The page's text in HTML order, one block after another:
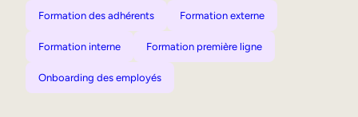
Formation des adhérents Formation externe
Formation interne Formation première ligne
Onboarding des employés